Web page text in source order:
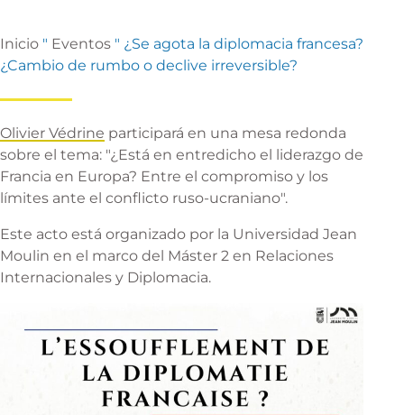
Inicio " Eventos " ¿Se agota la diplomacia francesa?
¿Cambio de rumbo o declive irreversible?
Olivier Védrine participará en una mesa redonda
sobre el tema: "¿Está en entredicho el liderazgo de
Francia en Europa? Entre el compromiso y los
límites ante el conflicto ruso-ucraniano".
Este acto está organizado por la Universidad Jean
Moulin en el marco del Máster 2 en Relaciones
Internacionales y Diplomacia.